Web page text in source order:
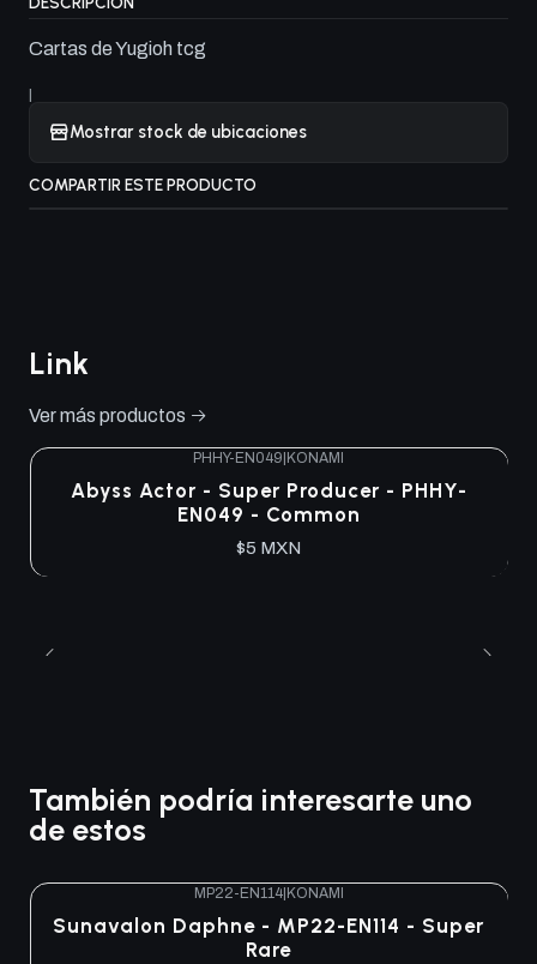
Cartas de Yugioh tcg
|
Mostrar stock de ubicaciones
COMPARTIR ESTE PRODUCTO
Link
Ver más productos
PHHY-EN049|KONAMI
Abyss Actor - Super Producer - PHHY-
EN049 - Common
$5 MXN
También podría interesarte uno
de estos
MP22-EN114| KONAMI
Sunavalon Daphne - MP22-EN114 - Super
Rare